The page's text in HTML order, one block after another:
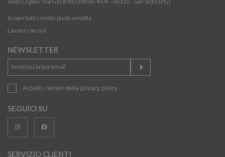
Scopri tutti i nostri punti vendita
Lavora con noi
NEWSLETTER
Accetto i temini della privacy policy
SEGUICI SU
SERVIZIO CLIENTI